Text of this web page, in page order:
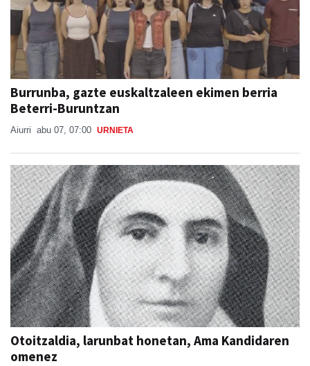
Burrunba, gazte euskaltzaleen ekimen berria
Beterri-Buruntzan
Aiurri abu 07, 07:00 URNIETA
Otoitzaldia, larunbat honetan, Ama Kandidaren
omenez